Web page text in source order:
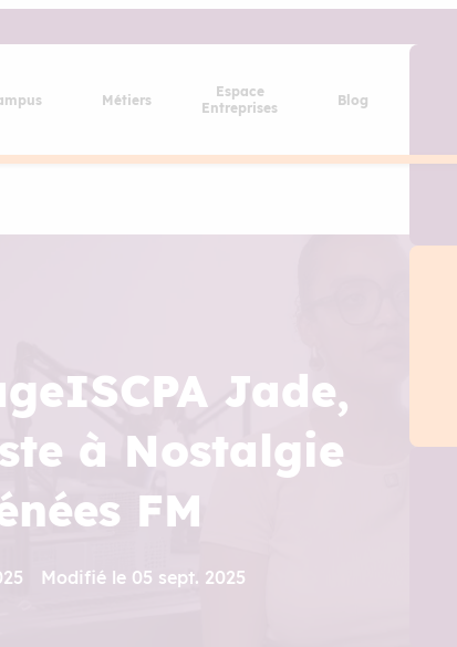
Métiers
Espace
Entreprises
Blog
Jade,
à Nostalgie
FM
Modifié le 05 sept. 2025